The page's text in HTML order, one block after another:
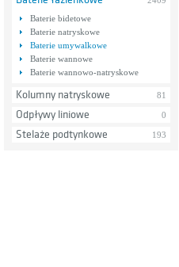
Baterie bidetowe
Baterie natryskowe
Baterie umywalkowe
Baterie wannowe
Baterie wannowo-natryskowe
Kolumny natryskowe 81
Odpływy liniowe 0
Stelaże podtynkowe 193